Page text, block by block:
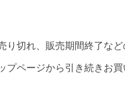
り切れ、販売期間終了な
ページから引き続きお買